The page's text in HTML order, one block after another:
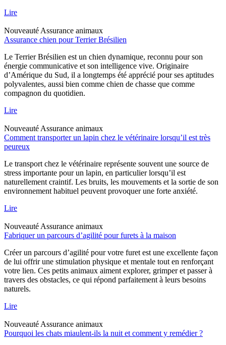
Lire
Nouveauté Assurance animaux
Assurance chien pour Terrier Brésilien
Le Terrier Brésilien est un chien dynamique, reconnu pour son
énergie communicative et son intelligence vive. Originaire
d’Amérique du Sud, il a longtemps été apprécié pour ses aptitudes
polyvalentes, aussi bien comme chien de chasse que comme
compagnon du quotidien.
Lire
Nouveauté Assurance animaux
Comment transporter un lapin chez le vétérinaire lorsqu’il est très
peureux
Le transport chez le vétérinaire représente souvent une source de
stress importante pour un lapin, en particulier lorsqu’il est
naturellement craintif. Les bruits, les mouvements et la sortie de son
environnement habituel peuvent provoquer une forte anxiété.
Lire
Nouveauté Assurance animaux
Fabriquer un parcours d’agilité pour furets à la maison
Créer un parcours d’agilité pour votre furet est une excellente façon
de lui offrir une stimulation physique et mentale tout en renforçant
votre lien. Ces petits animaux aiment explorer, grimper et passer à
travers des obstacles, ce qui répond parfaitement à leurs besoins
naturels.
Lire
Nouveauté Assurance animaux
Pourquoi les chats miaulent-ils la nuit et comment y remédier ?